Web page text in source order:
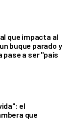
que impacta al
buque parado y
pase a ser "país
el
que